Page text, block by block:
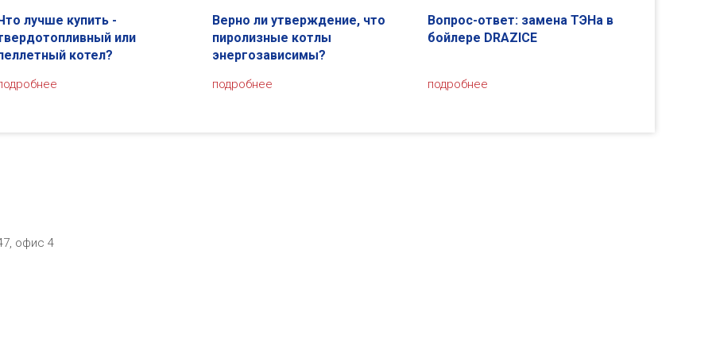
лучше купить -
или
котел?
Верно ли утверждение, что
пиролизные котлы
энергозависимы?
подробнее
Вопрос-ответ: замена ТЭНа в
бойлере DRAZICE
подробнее
офис 4